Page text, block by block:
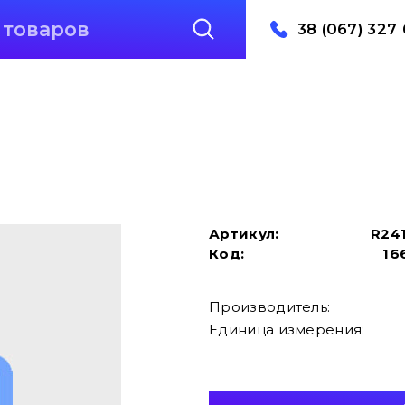
38 (067) 327
Артикул:
Код:
Производитель:
Единица измерения: